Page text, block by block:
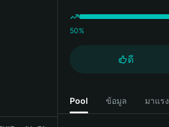
50%
ดี
Pool ข้อมูล มาแรง